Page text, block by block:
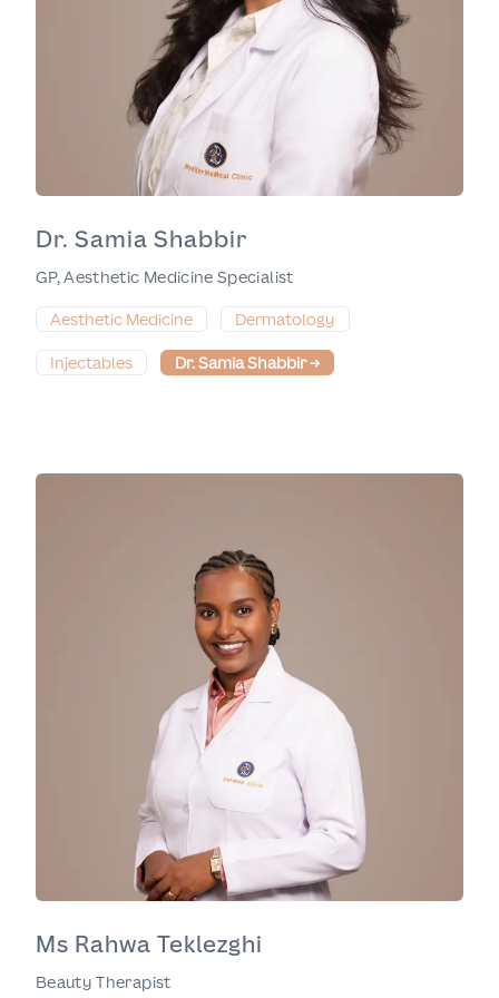
Dr. Samia Shabbir
GP, Aesthetic Medicine Specialist
Aesthetic Medicine
Dermatology
Injectables Dr. Samia Shabbir→
Ms Rahwa Teklezghi
Beauty Therapist